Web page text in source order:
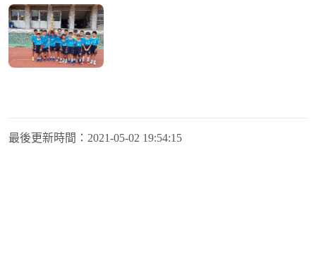
最後更新時間： 2021-05-02 19:54:15